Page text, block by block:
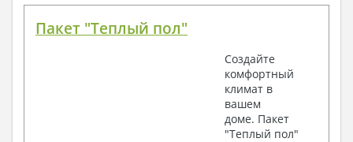
Пакет "Теплый пол"
Создайте
комфортный
климат в
вашем
доме. Пакет
"Теплый пол"